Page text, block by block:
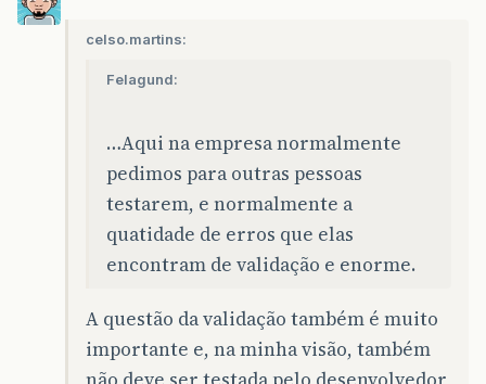
celso.martins:
Felagund:
…Aqui na empresa normalmente
pedimos para outras pessoas
testarem, e normalmente a
quatidade de erros que elas
encontram de validação e enorme.
A questão da validação também é muito
importante e, na minha visão, também